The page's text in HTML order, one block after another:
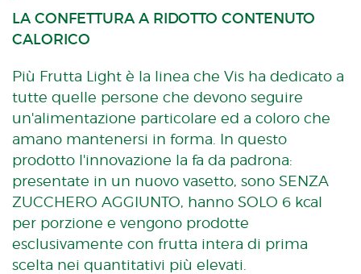
LA CONFETTURA A RIDOTTO CONTENUTO
CALORICO
Più Frutta Light è la linea che Vis ha dedicato a
tutte quelle persone che devono seguire
un'alimentazione particolare ed a coloro che
amano mantenersi in forma. In questo
prodotto l'innovazione la fa da padrona:
presentate in un nuovo vasetto, sono SENZA
ZUCCHERO AGGIUNTO, hanno SOLO 6 kcal
per porzione e vengono prodotte
esclusivamente con frutta intera di prima
scelta nei quantitativi più elevati.